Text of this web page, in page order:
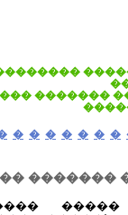
�������
� � � � � � �
�������
�����